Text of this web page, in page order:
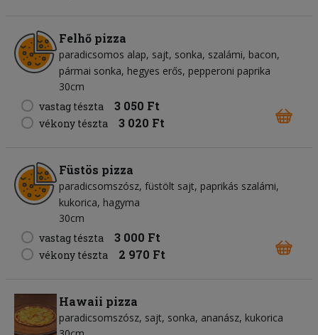
Felhő pizza
paradicsomos alap sajt sonka szalámi bacon
pármai sonka hegyes erős pepperoni paprika
30cm
vastag tészta
3 050 Ft
vékony tészta 3 020 Ft
Füstös pizza
paradicsomszósz füstölt sajt paprikás szalámi
kukorica hagyma
30cm
vastag tészta
3 000 Ft
vékony tészta 2 970 Ft
Hawaii pizza
paradicsomszósz sajt sonka ananász kukorica